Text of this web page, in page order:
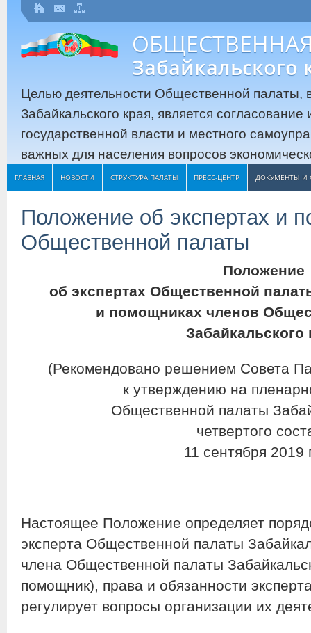
Забайкальского
Целью деятельности Общественной палаты,
Забайкальского края, является
государственной власти и местного
важных для населения вопросов
ГЛАВНАЯ НОВОСТИ СТРУКТУРА ПАЛАТЫ ПРЕСС-ЦЕНТР ДОКУМЕНТЫ И
Положение об экспертах и
Общественной палаты
Положение
об экспертах Общественной
и помощниках членов
Забайкальского
(Рекомендовано решением Совета
к утверждению на
Общественной палаты
четвертого
11 сентября 2019
Настоящее Положение определяет
эксперта Общественной палаты
члена Общественной палаты
помощник), права и обязанности
регулирует вопросы организации их